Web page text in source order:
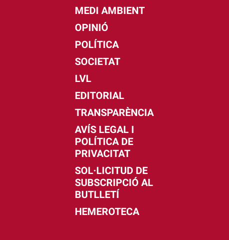
MEDI AMBIENT
OPINIÓ
POLÍTICA
SOCIETAT
LVL
EDITORIAL
TRANSPARÈNCIA
AVÍS LEGAL I
POLÍTICA DE
PRIVACITAT
SOL·LICITUD DE
SUBSCRIPCIÓ AL
BUTLLETÍ
HEMEROTECA